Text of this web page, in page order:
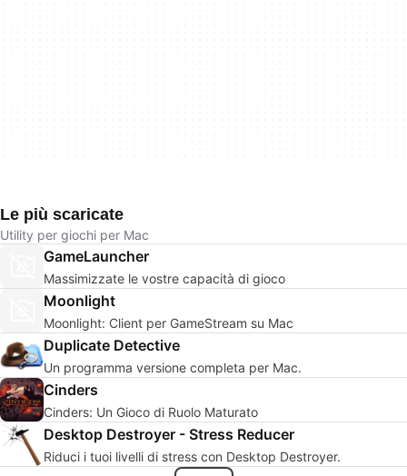
Le più scaricate
Utility per giochi per Mac
GameLauncher
Massimizzate le vostre capacità di gioco
Moonlight
Moonlight: Client per GameStream su Mac
Duplicate Detective
Un programma versione completa per Mac.
Cinders
Cinders: Un Gioco di Ruolo Maturato
Desktop Destroyer - Stress Reducer
Riduci i tuoi livelli di stress con Desktop Destroyer.